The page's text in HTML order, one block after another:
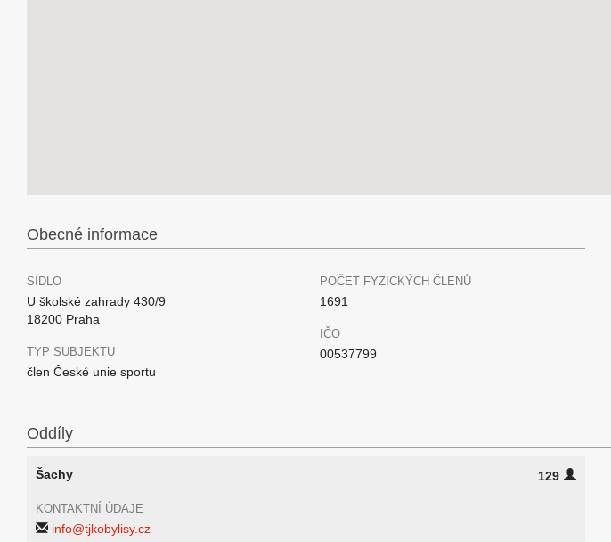
Obecné informace
SÍDLO
U školské zahrady 430/9
18200 Praha
TYP SUBJEKTU
člen České unie sportu
POČET FYZICKÝCH ČLENŮ
1691
IČO
00537799
Oddíly
Šachy 129
KONTAKTNÍ ÚDAJE
info@tjkobylisy.cz